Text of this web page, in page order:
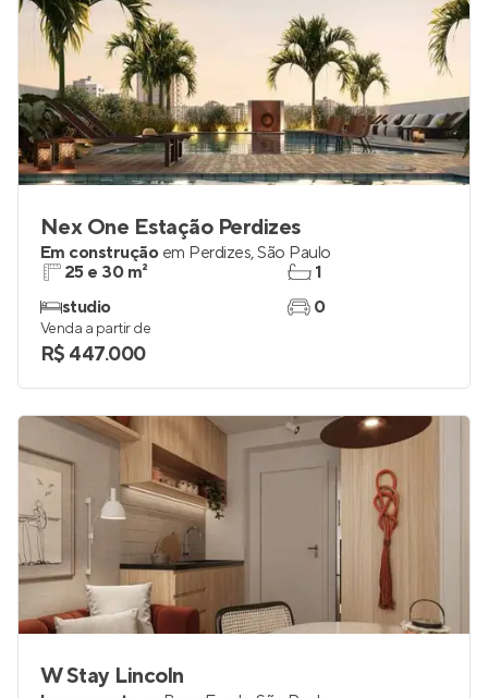
Nex One Estação Perdizes
Em construção em Perdizes,São Paulo
25 e 30 m²
studio
1
0
Venda a partir de
R$ 447.000
W Stay Lincoln